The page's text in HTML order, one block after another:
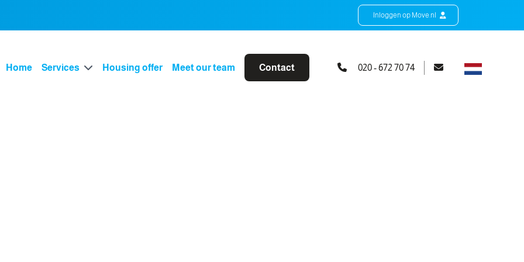
Inloggen op Move.nl
Home Services Housing offer Meet our team Contact 020 - 672 70 74